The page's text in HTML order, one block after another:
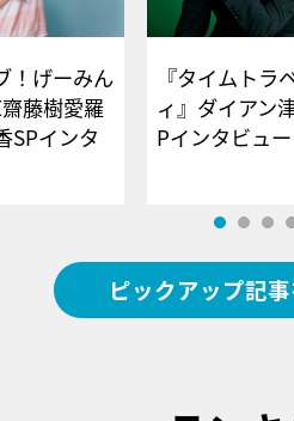
！げーみん
藤樹愛羅
SPインタ
『タイムトラ
ィ』ダイアン
Pインタ
ピックアップ記